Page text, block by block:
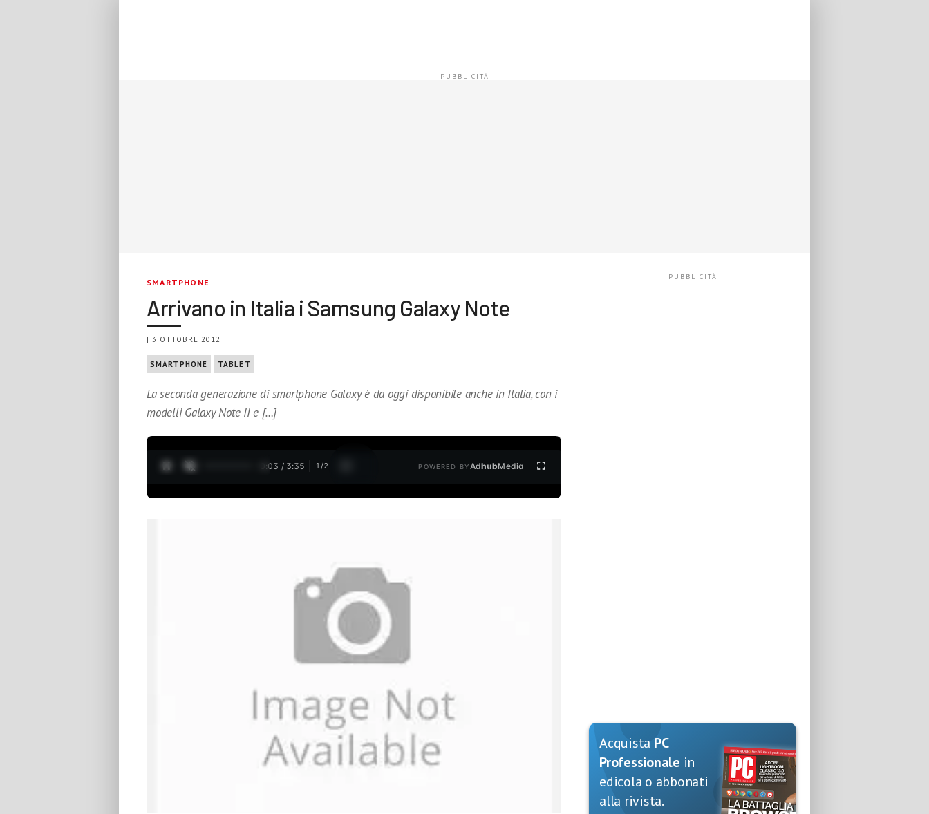
SMARTPHONE
Arrivano in Italia i Samsung Galaxy Note
| 3 OTTOBRE 2012
SMARTPHONE TABLET
La seconda generazione di smartphone Galaxy è da oggi disponibile anche in Italia, con i
modelli Galaxy Note II e […]
0:04 / 3:35 1 /2 POWERED BYAdhubMedia
Acquista PC
Professionale in
edicola o abbonati
alla rivista.